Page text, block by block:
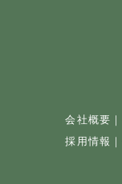
会社概要
採用情報